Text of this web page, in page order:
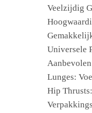
Veelzijdig
Universele
Lunges:
Hip